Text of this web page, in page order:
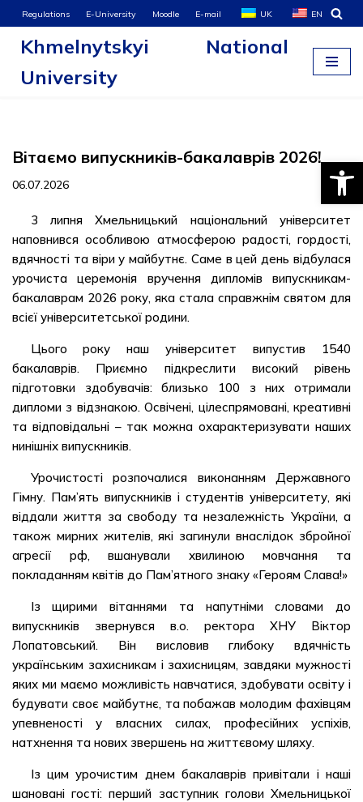
Skip
content
Regulations E-University Moodle E-mail UK EN
Khmelnytskyi National
University
Вітаємо випускників-бакалаврів 2026!
06.07.2026
3 липня Хмельницький національний університет
наповнився особливою атмосферою радості, гордості,
вдячності та віри у майбутнє. Саме в цей день відбулася
урочиста церемонія вручення дипломів випускникам-
бакалаврам 2026 року, яка стала справжнім святом для
всієї університетської родини.
Цього року наш університет випустив 1540
бакалаврів. Приємно підкреслити високий рівень
підготовки здобувачів: близько 100 з них отримали
дипломи з відзнакою. Освічені, цілеспрямовані, креативні
та відповідальні – так можна охарактеризувати наших
нинішніх випускників.
Урочистості розпочалися виконанням Державного
Гімну. Пам’ять випускників і студентів університету, які
віддали життя за свободу та незалежність України, а
також мирних жителів, які загинули внаслідок збройної
агресії рф, вшанували хвилиною мовчання та
покладанням квітів до Пам’ятного знаку «Героям Слава!»
Із щирими вітаннями та напутніми словами до
випускників звернувся в.о. ректора ХНУ Віктор
Лопатовський. Він висловив глибоку вдячність
українським захисникам і захисницям, завдяки мужності
яких ми маємо можливість навчатися, здобувати освіту і
будувати своє майбутнє, та побажав молодим фахівцям
упевненості у власних силах, професійних успіхів,
натхнення та нових звершень на життєвому шляху.
Із цим урочистим днем бакалаврів привітали і наші
шановані гості: перший заступник голови Хмельницької